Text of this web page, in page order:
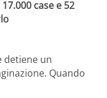
case e 52
detiene un
Quando